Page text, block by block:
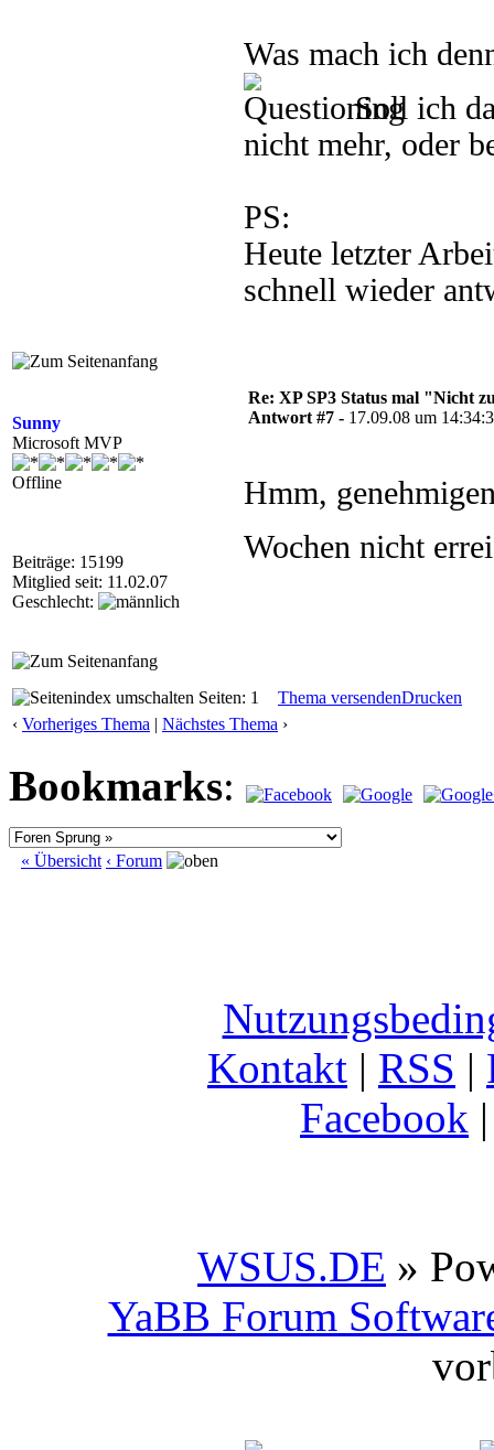
Was mach ich
Soll ich
nicht mehr, oder
PS:
Heute letzter
schnell wieder
Sunny
Microsoft MVP
Offline
Beiträge: 15199
Mitglied seit: 11.02.07
Geschlecht:
Re: XP SP3 Status mal "Nicht
Antwort #7 - 17.09.08 um
Hmm,
Wochen nicht
Seiten: 1 Thema versendenDrucken
‹ Vorheriges Thema | Nächstes Thema ›
Bookmarks:
« Übersicht ‹ Forum
Kontakt | RSS |
Facebook
WSUS.DE »
YaBB Forum